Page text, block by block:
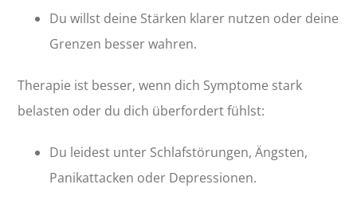
Du willst deine Stärken klarer nutzen oder deine
Grenzen besser wahren.
Therapie ist besser, wenn dich Symptome stark
belasten oder du dich überfordert fühlst:
Du leidest unter Schlafstörungen, Ängsten,
Panikattacken oder Depressionen.